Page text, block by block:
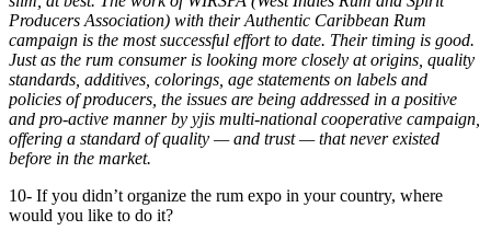
Producers Association) with their Authentic Caribbean Rum
campaign is the most successful effort to date. Their timing is good.
Just as the rum consumer is looking more closely at origins, quality
standards, additives, colorings, age statements on labels and
policies of producers, the issues are being addressed in a positive
and pro-active manner by yjis multi-national cooperative campaign,
offering a standard of quality — and trust — that never existed
before in the market.
10- If you didn’t organize the rum expo in your country, where
would you like to do it?